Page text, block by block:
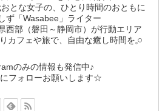
おとな女子の、ひとり時間のおともに
ず「Wasabee」ライター
西部（磐田～静岡市）が行動エリア
カフェや旅で、自由な癒し時間を𓈒𓏸
のみの情報も発信中♪
フォローお願いします☆